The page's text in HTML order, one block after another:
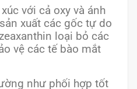
với cả oxy và ánh
xuất các gốc tự do
loại bỏ các
vệ các tế bào mắt
như phối hợp tốt